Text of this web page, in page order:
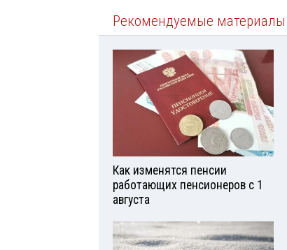
Рекомендуемые материалы
Как изменятся пенсии
работающих пенсионеров с 1
августа